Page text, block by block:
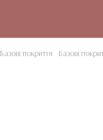
Базові покриття Базові